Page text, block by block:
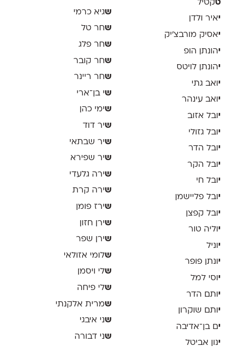
טקטיל
יאיר ולדן
יאסיק מורבצ'יק
יהונתן הופ
יהונתן לויטס
י ואב גתי
יואב עינהר
י ובל אזוב
יובל גזולי
י ובל הדר
י ובל הקר
יובל חי
י ובל פליישמן
יובל קפצן
י וליה טור
י וניל
יונתן פופר
י וסי למל
יותם הדר
י ותם שוקרון
ים בן־אדיבה
ינון אביטל
שגיא כרמי
שחר טל
שחר פלג
שחר קובר
שחר ריינר
שי בן־ארי
שימי כהן
שיר דוד
שיר שבתאי
שיר שפירא
שירה גלעדי
שירה קרת
שירז פומן
שירן חזון
שירן שפר
שלומי אזולאי
שלי ויסמן
שלי פיחה
שמרית אלקנתי
שני איבגי
שני דבורה